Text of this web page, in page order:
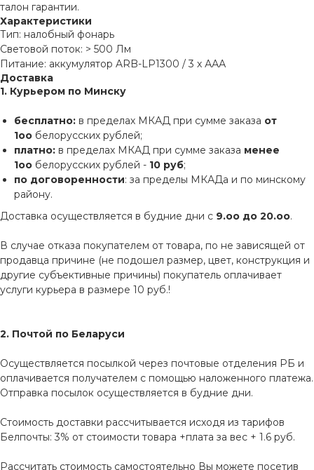
талон гарантии.
Характеристики
Тип: налобный фонарь
Световой поток: > 500 Лм
Питание: аккумулятор ARB-LP1300 / 3 х ААА
Доставка
1. Курьером по Минску
бесплатно: в пределах МКАД при сумме заказа от
1оо белорусских рублей;
платно: в пределах МКАД при сумме заказа менее
1оо белорусских рублей - 10 руб;
по договоренности: за пределы МКАДа и по минскому
району.
Доставка осуществляется в будние дни с 9.оо до 20.оо.
В случае отказа покупателем от товара, по не зависящей от
продавца причине (не подошел размер, цвет, конструкция и
другие субъективные причины) покупатель оплачивает
услуги курьера в размере 10 руб.!
2. Почтой по Беларуси
Осуществляется посылкой через почтовые отделения РБ и
оплачивается получателем с помощью наложенного платежа.
Отправка посылок осуществляется в будние дни.
Стоимость доставки рассчитывается исходя из тарифов
Белпочты: 3% от стоимости товара +плата за вес + 1.6 руб.
Рассчитать стоимость самостоятельно Вы можете посетив